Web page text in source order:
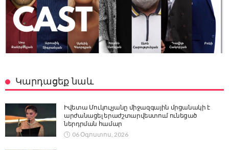
Կարդացեք նաև
Իվետա Մուկուչյանը միջազգային մրցանակի է
արժանացել երաժշտարվեստում ունեցած
ներդրման համար
06 Օգոստոս, 2026